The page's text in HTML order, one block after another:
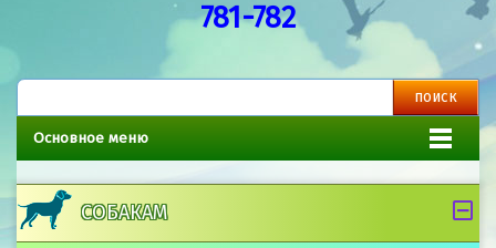
781-782
Основное меню
СОБАКАМ